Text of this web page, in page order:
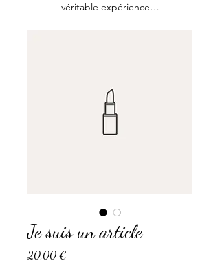
véritable expérience…
Je suis un article
20,00 €